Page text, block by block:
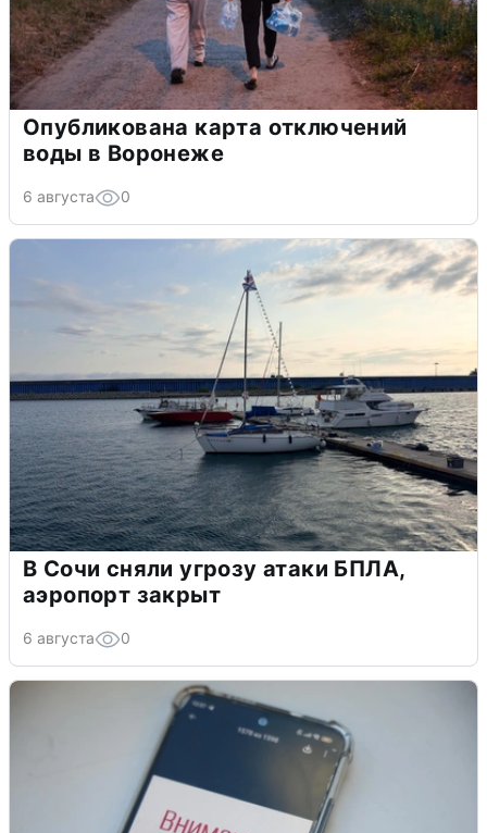
Опубликована карта отключений
воды в Воронеже
6 августа 0
В Сочи сняли угрозу атаки БПЛА,
аэропорт закрыт
6 августа 0